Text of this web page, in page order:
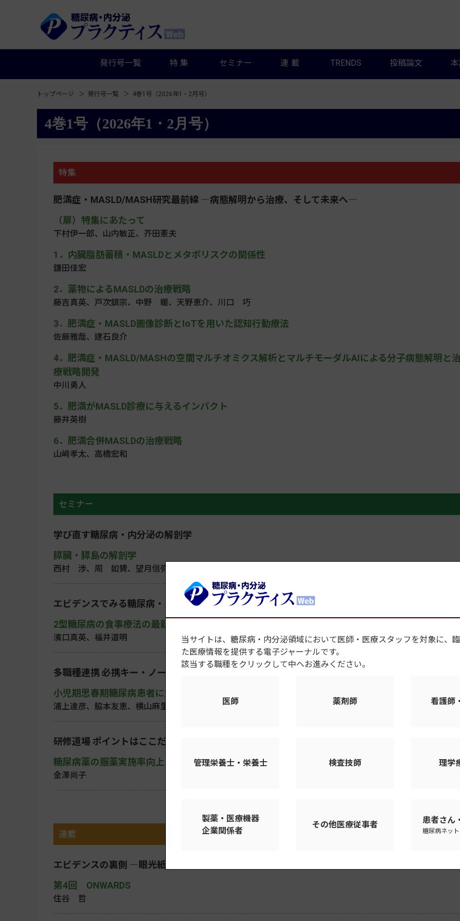
発行号一覧 特集 セミナー 連載 TRENDS 投稿論文
トップページ 発行号一覧 4巻1号（2026年1・2月号）
4巻1号（2026年1・2月号）
特集
肥満症・MASLD/MASH研究最前線 ―病態解明から治療、そして未来へ―
（扉）特集にあたって
下村伊一郎、山内敏正、芥田憲夫
1．内臓脂肪蓄積・MASLDとメタボリスクの関係性
鎌田佳宏
2．薬物によるMASLDの治療戦略
藤吉真英、戸次鎮宗、中野 暖、天野恵介、川口 巧
3．肥満症・MASLD画像診断とIoTを用いた認知行動療法
佐藤雅哉、建石良介
4．肥満症・MASLD/MASHの空間マルチオミクス解析とマルチモーダルAIによる分子病態解明と
療戦略開発
中川勇人
5．肥満がMASLD診療に与えるインパクト
藤井英樹
6．肥満合併MASLDの治療戦略
山﨑孝太、高橋宏和
セミナー
学び直す糖尿病・内分泌の解剖学
膵臓・膵島の解剖学
西村 渉、周 如贇、望月信弥
エビデンスでみる糖尿病・内分泌疾患
2型糖尿病の食事療法の最新エビデンス
濱口真英、福井道明
多職種連携 必携キー・ノート
小児期思春期糖尿病患者に対する療養支援
浦上達彦、脇本友恵、横山麻里香、堀越真紀
研修道場 ポイントはここだ！
糖尿病薬の服薬実施率向上を目指した工夫
金澤尚子
連載
エビデンスの裏側 ―眼光紙背に徹す論文読解学―
第4回 ONWARDS
住谷 哲
当サイトは、糖尿病・内分泌領域において医師・医療スタッフを対象に、
た医療情報を提供する電子ジャーナルです。
該当する職種をクリックして中へお進みください。
医師 薬剤師 看護師
管理栄養士・栄養士 検査技師 理学
製薬・医療機器
企業関係者
その他医療従事者 患者さん
糖尿病ネッ